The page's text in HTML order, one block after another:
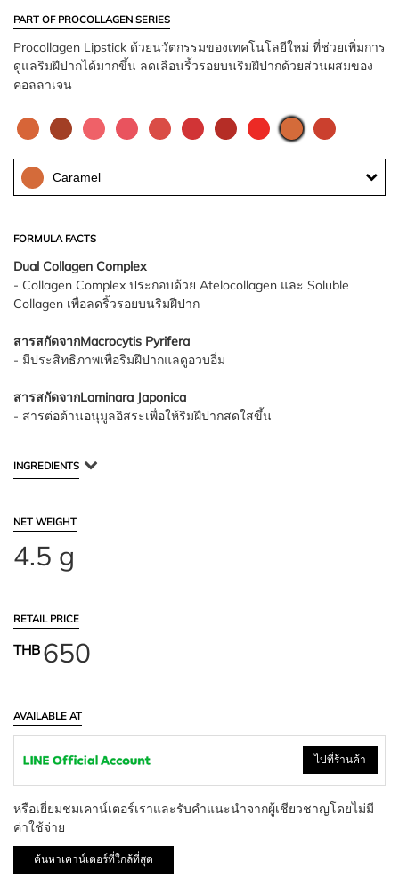
PART OF PROCOLLAGEN SERIES
Procollagen Lipstick ด้วยนวัตกรรมของเทคโนโลยีใหม่ ที่ช่วยเพิ่มการ
ดูแลริมฝีปากได้มากขึ้น ลดเลือนริ้วรอยบนริมฝีปากด้วยส่วนผสมของ
คอลลาเจน
Caramel
FORMULA FACTS
Dual Collagen Complex
- Collagen Complex ประกอบด้วย Atelocollagen และ Soluble
Collagen เพื่อลดริ้วรอยบนริมฝีปาก
สารสกัดจากMacrocytis Pyrifera
- มีประสิทธิภาพเพื่อริมฝีปากแลดูอวบอิ่ม
สารสกัดจากLaminara Japonica
- สารต่อต้านอนุมูลอิสระเพื่อให้ริมฝีปากสดใสขึ้น
INGREDIENTS
NET WEIGHT
4.5 g
RETAIL PRICE
THB650
AVAILABLE AT
ไปที่ร้านค้า
หรือเยี่ยมชมเคาน์เตอร์เราและรับคำแนะนำจากผู้เชียวชาญโดยไม่มี
ค่าใช้จ่าย
ค้นหาเคาน์เตอร์ที่ใกล้ที่สุด